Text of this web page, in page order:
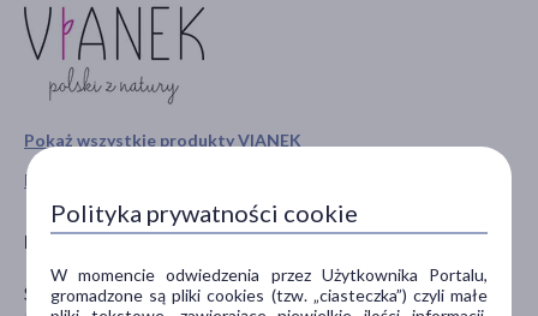
Pokaż wszystkie produkty VIANEK
Pokaż wszystkie produkty linii Hero marki Vianek
Producent
SYLVECO sp. z o.o.
Polityka prywatności cookie
W momencie odwiedzenia przez Użytkownika Portalu,
gromadzone są pliki cookies (tzw. „ciasteczka”) czyli małe